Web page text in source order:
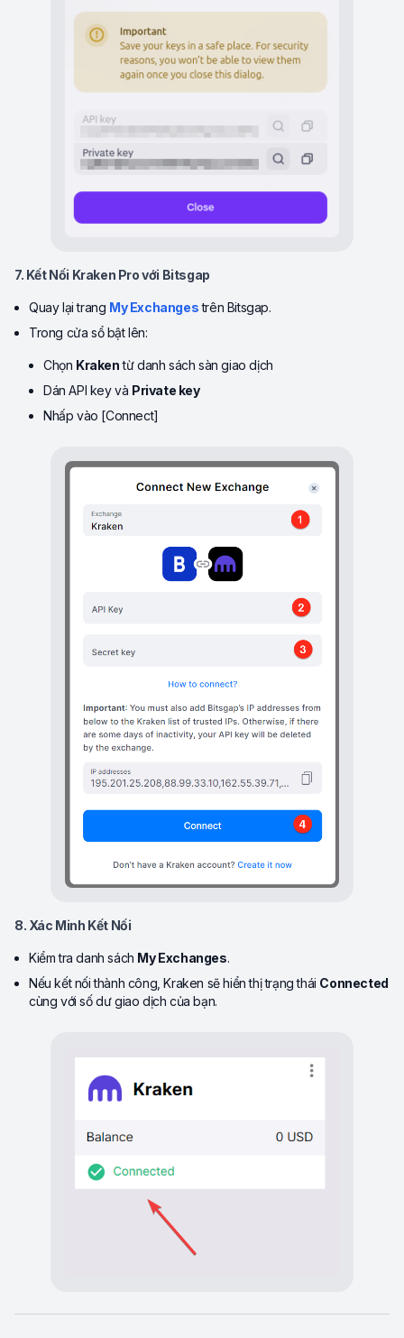
7. Kết Nối Kraken Pro với Bitsgap
Quay lại trang My Exchangestrên Bitsgap.
Trong cửa sổ bật lên:
Chọn Krakentừ danh sách sàn giao dịch
Dán API key và Private key
Nhấp vào [Connect]
8. Xác Minh Kết Nối
Kiểm tra danh sách My Exchanges.
Nếu kết nối thành công, Kraken sẽ hiển thị trạng thái Connected
cùng với số dư giao dịch của bạn.